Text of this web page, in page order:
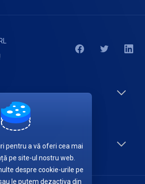
pentru a vă oferi cea mai
pe site-ul nostru web.
despre cookie-urile pe
le putem dezactiva din